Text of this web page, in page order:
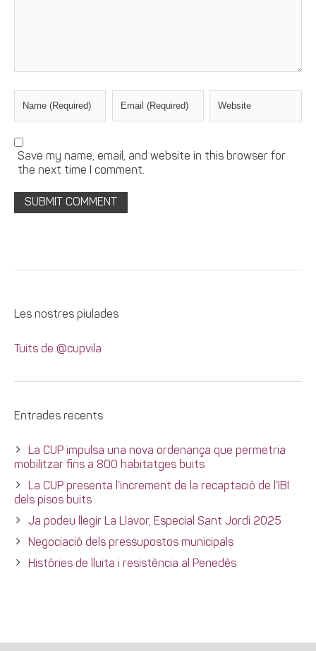
Save my name, email, and website in this browser for
the next time I comment.
Les nostres piulades
Tuits de @cupvila
Entrades recents
La CUP impulsa una nova ordenança que permetria
mobilitzar fins a 800 habitatges buits
La CUP presenta l’increment de la recaptació de l’IBI
dels pisos buits
Ja podeu llegir La Llavor, Especial Sant Jordi 2025
Negociació dels pressupostos municipals
Històries de lluita i resistència al Penedès